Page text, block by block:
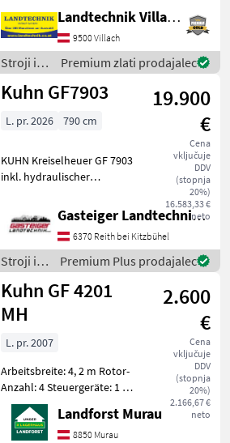
hidravlična naprava za
omejevanje trosenja,
balonske gume, opozorilne
table in os
Landtechnik Villach GmbH
9500 Villach
Stroji in
oprema
za žetev
spravilo
Pöttinger
Premium zlati prodajalec
Kuhn GF7903
19.900
€
Cena
vključuje
DDV
(stopnja
20%)
16.583,33 €
neto
L. pr. 2026 790 cm
KUHN Kreiselheuer GF 7903
inkl. hydraulischer
ein KUHN Kreiselheuer GF
7903 in sehr gutem
Zustand. Ausstattun
Gasteiger Landtechnik GmbH
6370 Reith bei Kitzbühel
Stroji in
oprema
za žetev
in
spravilo
/ Kuhn
Premium Plus prodajalec
Kuhn GF 4201
MH
2.600
€
Cena
vključuje
DDV
(stopnja
20%)
2.166,67 €
neto
L. pr. 2007
Arbeitsbreite: 4, 2 m Rotor-
Anzahl: 4 Steuergeräte: 1 x
ew Eigengewicht: 452 kg
Anzahl Zinkenarme/Kreisel:
Landforst Murau
8850 Murau